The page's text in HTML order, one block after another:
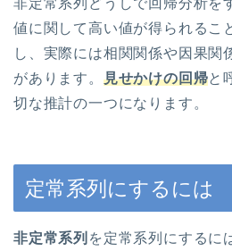
非定常系列どうしで回帰分析を
値に関して高い値が得られるこ
し、実際には相関関係や因果関
があります。 見せかけの回帰と
切な推計の一つになります。
定常系列にするには
非定常系列 を定常系列にするに